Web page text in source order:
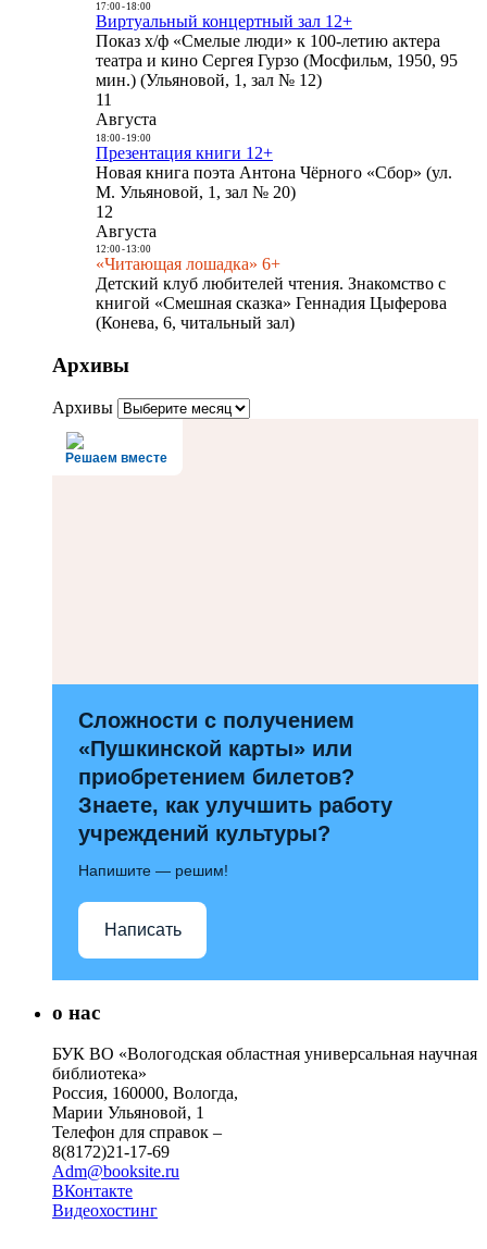
17:00- 18:00
Виртуальный концертный зал 12+
Показ х/ф «Смелые люди» к 100-летию актера
театра и кино Сергея Гурзо (Мосфильм, 1950, 95
мин.) (Ульяновой, 1, зал № 12)
11
Августа
18:00- 19:00
Презентация книги 12+
Новая книга поэта Антона Чёрного «Сбор» (ул.
М. Ульяновой, 1, зал № 20)
12
Августа
12:00- 13:00
«Читающая лошадка» 6+
Детский клуб любителей чтения. Знакомство с
книгой «Смешная сказка» Геннадия Цыферова
(Конева, 6, читальный зал)
Архивы
Архивы
Решаем вместе
Сложности с получением
«Пушкинской карты» или
приобретением билетов?
Знаете, как улучшить работу
учреждений культуры?
Напишите — решим!
Написать
о нас
БУК ВО «Вологодская областная универсальная научная
библиотека»
Россия, 160000, Вологда,
Марии Ульяновой, 1
Телефон для справок –
8(8172)21-17-69
Adm@booksite.ru
ВКонтакте
Видеохостинг